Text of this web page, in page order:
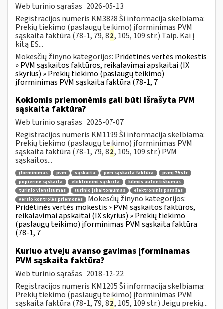
Web turinio sąrašas 2026-05-13
Registracijos numeris KM3828 Ši informacija skelbiama:
Prekių tiekimo (paslaugų teikimo) įforminimas PVM
sąskaita faktūra (78-1, 79, 82, 105, 109 str.) Taip. Kai į
kitą ES...
Mokesčių žinyno kategorijos: Pridėtinės vertės mokestis
» PVM sąskaitos faktūros, reikalavimai apskaitai (IX
skyrius) » Prekių tiekimo (paslaugų teikimo)
įforminimas PVM sąskaita faktūra (78-1, 7
Kokiomis priemonėmis gali būti išrašyta PVM
sąskaita faktūra?
Web turinio sąrašas 2025-07-07
Registracijos numeris KM1199 Ši informacija skelbiama:
Prekių tiekimo (paslaugų teikimo) įforminimas PVM
sąskaita faktūra (78-1, 79, 82, 105, 109 str.) PVM
sąskaitos...
įforminimas pvm sąskaita pvm sąskaita faktūra
pvmį 79 str
popierinė sąskaita
elektroninė sąskaita
kilmės autentiškumas
turinio vientisumas
turinio įskaitomumas
elektroninis parašas
verslo kontrolės priemonės
Mokesčių žinyno kategorijos:
Pridėtinės vertės mokestis » PVM sąskaitos faktūros,
reikalavimai apskaitai (IX skyrius) » Prekių tiekimo
(paslaugų teikimo) įforminimas PVM sąskaita faktūra
(78-1, 7
Kuriuo atveju avanso gavimas įforminamas
PVM sąskaita faktūra?
Web turinio sąrašas 2018-12-22
Registracijos numeris KM1205 Ši informacija skelbiama:
Prekių tiekimo (paslaugų teikimo) įforminimas PVM
sąskaita faktūra (78-1, 79, 82, 105, 109 str.) Jeigu prekių...